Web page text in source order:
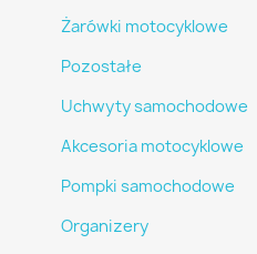
Żarówki motocyklowe
Pozostałe
Uchwyty samochodowe
Akcesoria motocyklowe
Pompki samochodowe
Organizery